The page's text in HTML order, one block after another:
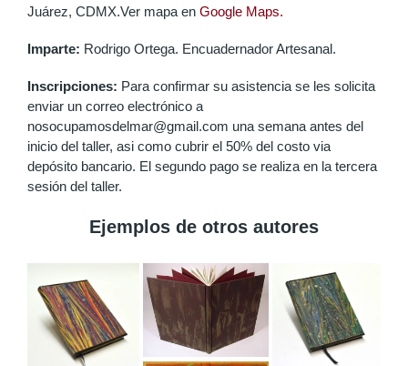
Juárez, CDMX.Ver mapa en Google Maps.
Imparte: Rodrigo Ortega. Encuadernador Artesanal.
Inscripciones: Para confirmar su asistencia se les solicita
enviar un correo electrónico a
nosocupamosdelmar@gmail.com una semana antes del
inicio del taller, asi como cubrir el 50% del costo via
depósito bancario. El segundo pago se realiza en la tercera
sesión del taller.
Ejemplos de otros autores